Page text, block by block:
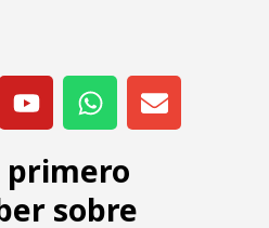
primero
sobre